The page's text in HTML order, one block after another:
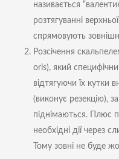
називається
розтягуванні
спрямовують
Розсічення
oris), який
відтягуючи їх кутки
(виконує резекцію),
піднімаються. Плюс
необхідні дії через
Тому зовні не буде